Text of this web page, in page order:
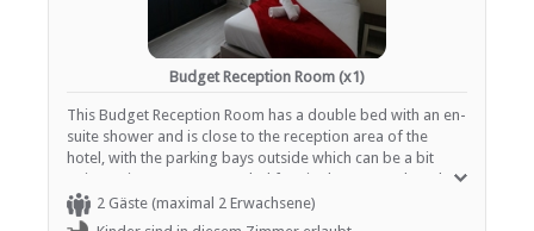
Budget Reception Room (x1)
This Budget Reception Room has a double bed with an en-
suite shower and is close to the reception area of the
hotel, with the parking bays outside which can be a bit
noisy at times. Recommended for singles or couples who
enjoy the nightlife and being out till late. Includes Free Wi-
Fi, Netflx.
2 Gäste (maximal 2 Erwachsene)